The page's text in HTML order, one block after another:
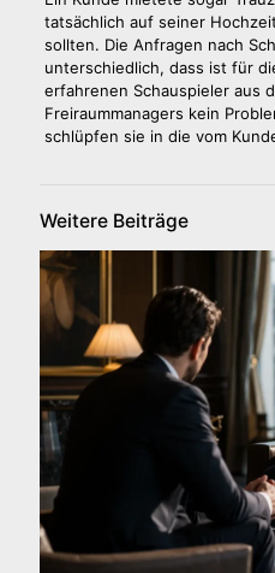
tatsächlich auf seiner
sollten. Die Anfragen nach
unterschiedlich, dass ist für
erfahrenen Schauspieler aus
Freiraummanagers kein
schlüpfen sie in die vom
Weitere Beiträge